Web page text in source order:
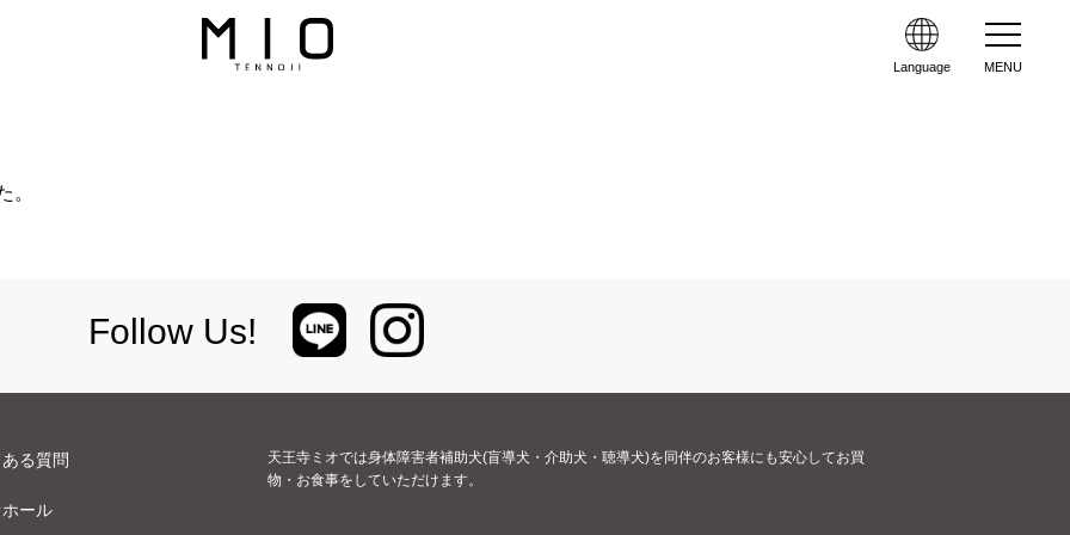
Language MENU
。
Follow Us!
る質問
ール
天王寺ミオでは身体障害者補助犬(盲導犬・介助犬・聴導犬)を同伴のお客様にも安心してお買
物・お食事をしていただけます。